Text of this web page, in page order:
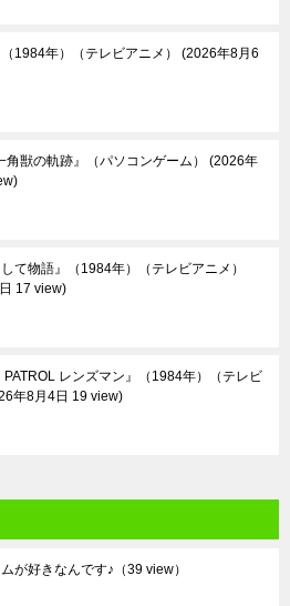
（1984年）（テレビアニメ）
2026年8月6
角獣の軌跡』（パソコンゲーム）
2026年
して物語』（1984年）（テレビアニメ）
17 view
PATROL レンズマン』（1984年）（テレビ
年8月4日 19 view
が好きなんです♪ （39 view）